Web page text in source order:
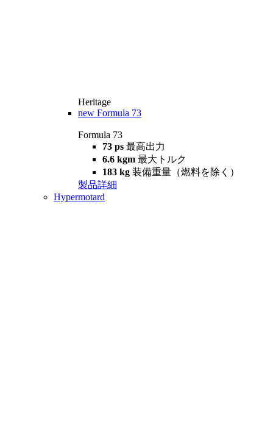
Heritage
new Formula 73
Formula 73
73 ps 最高出力
6.6 kgm 最大トルク
183 kg 装備重量（燃料を除く）
製品詳細
Hypermotard